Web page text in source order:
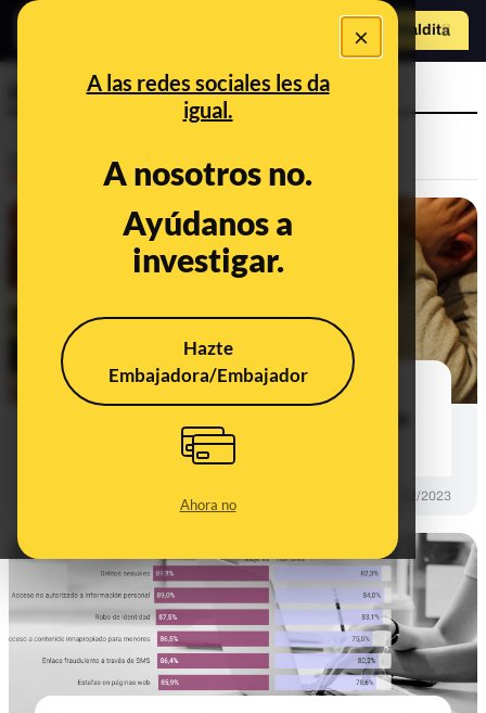
×
A las redes sociales les da
igual.
A nosotros no.
Ayúdanos a
investigar.
Hazte
Embajadora/Embajador
Ahora no
Hazte Maldito
internet
Consejos para enseñar a un niño o
07/02/2023